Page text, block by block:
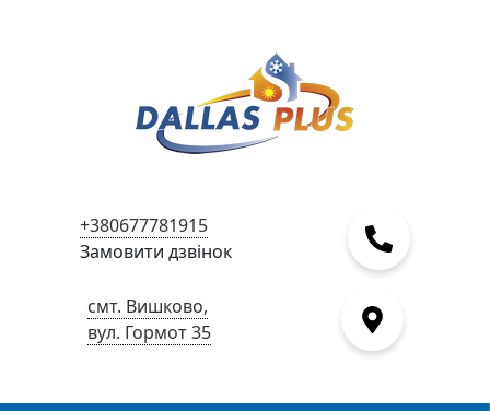
+380677781915
Замовити дзвінок
смт. Вишково,
вул. Гормот 35